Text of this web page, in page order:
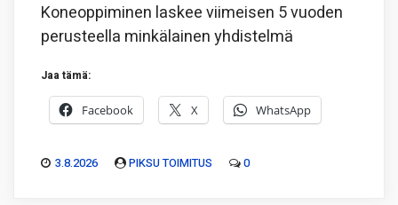
Koneoppiminen laskee viimeisen 5 vuoden
perusteella minkälainen yhdistelmä
Jaa tämä:
Facebook X WhatsApp
3.8.2026 PIKSU TOIMITUS 0